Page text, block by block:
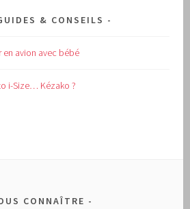
& CONSEILS
en avion avec bébé
i-Size… Kézako ?
CONNAÎTRE